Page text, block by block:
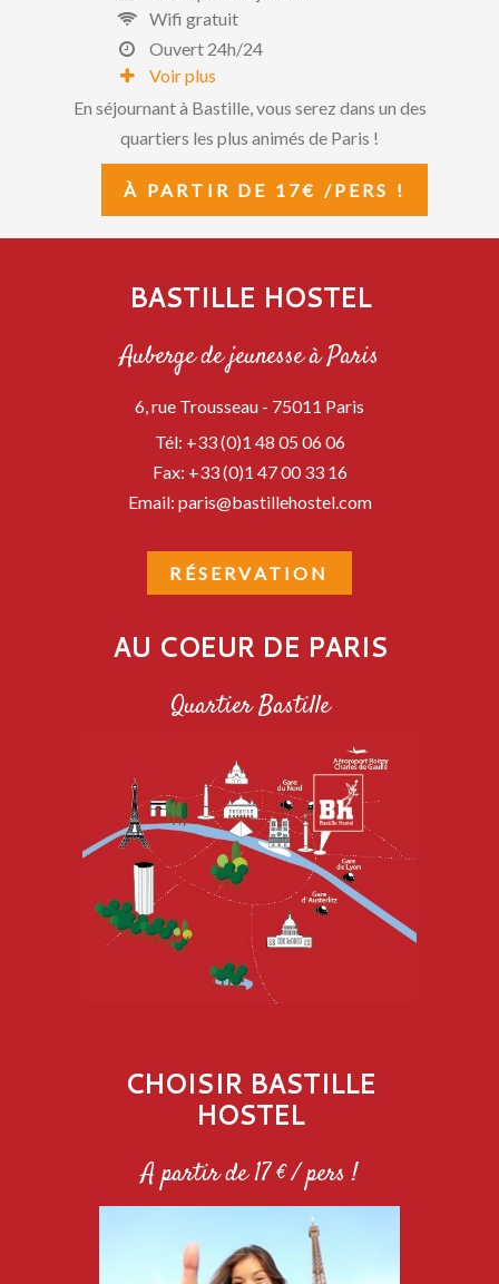
Wifi gratuit
Ouvert 24h/24
Voir plus
En séjournant à Bastille, vous serez dans un des
quartiers les plus animés de Paris !
À PARTIR DE 17€ /PERS !
BASTILLE HOSTEL
Auberge de jeunesse à Paris
6, rue Trousseau - 75011 Paris
Tél: +33 (0)1 48 05 06 06
Fax: +33 (0)1 47 00 33 16
Email: paris@bastillehostel.com
RÉSERVATION
AU COEUR DE PARIS
Quartier Bastille
CHOISIR BASTILLE
HOSTEL
A partir de 17 € / pers !